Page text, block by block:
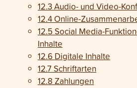
12.3 Audio- und Video-
12.4 Online-
12.5 Social Media-
Inhalte
12.6 Digitale Inhalte
12.7 Schriftarten
12.8 Zahlungen